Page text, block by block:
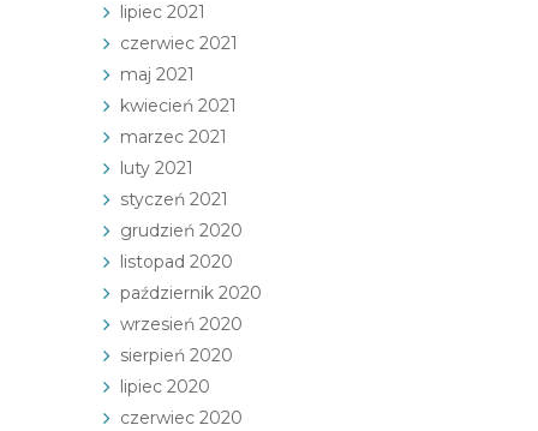
lipiec 2021
czerwiec 2021
maj 2021
kwiecień 2021
marzec 2021
luty 2021
styczeń 2021
grudzień 2020
listopad 2020
październik 2020
wrzesień 2020
sierpień 2020
lipiec 2020
czerwiec 2020